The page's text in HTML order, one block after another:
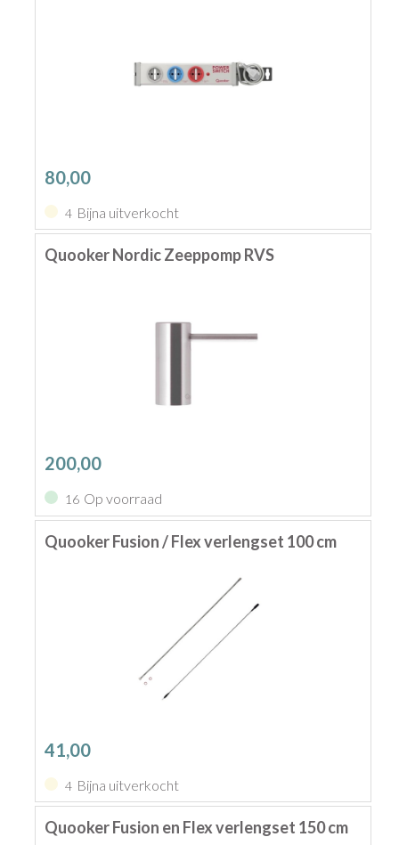
80,00
4 Bijna uitverkocht
Quooker Nordic Zeeppomp RVS
200,00
16 Op voorraad
Quooker Fusion / Flex verlengset 100 cm
41,00
4 Bijna uitverkocht
Quooker Fusion en Flex verlengset 150 cm